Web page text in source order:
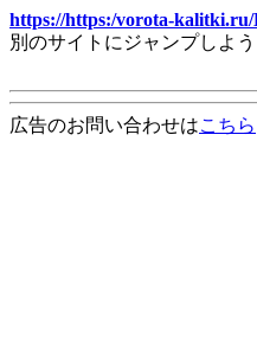
https://https:/vorota-
別のサイトにジャンプしよ
広告のお問い合わせはこちら